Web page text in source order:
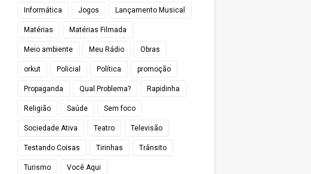
Informática Jogos Lançamento Musical
Matérias Matérias Filmada
Meio ambiente Meu Rádio Obras
orkut Policial Política promoção
Propaganda Qual Problema? Rapidinha
Religião Saúde Sem foco
Sociedade Ativa Teatro Televisão
Testando Coisas Tirinhas Trânsito
Turismo Você Aqui